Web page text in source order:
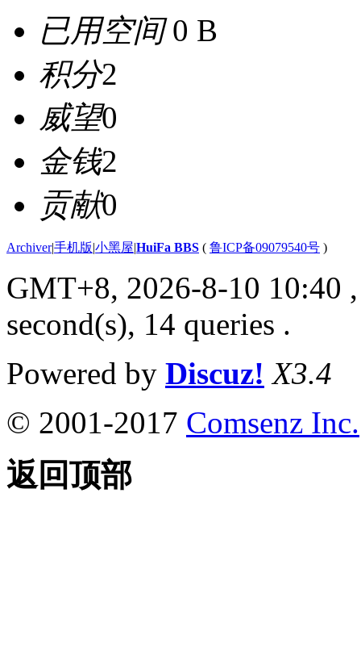
已用空间0 B
积分2
威望0
金钱2
贡献0
Archiver|手机版|小黑屋|HuiFa BBS ( 鲁ICP备09079540号 )
GMT+8, 2026-8-10 10:40
second(s), 14 queries .
Powered by Discuz! X3.4
© 2001-2017 Comsenz Inc.
返回顶部